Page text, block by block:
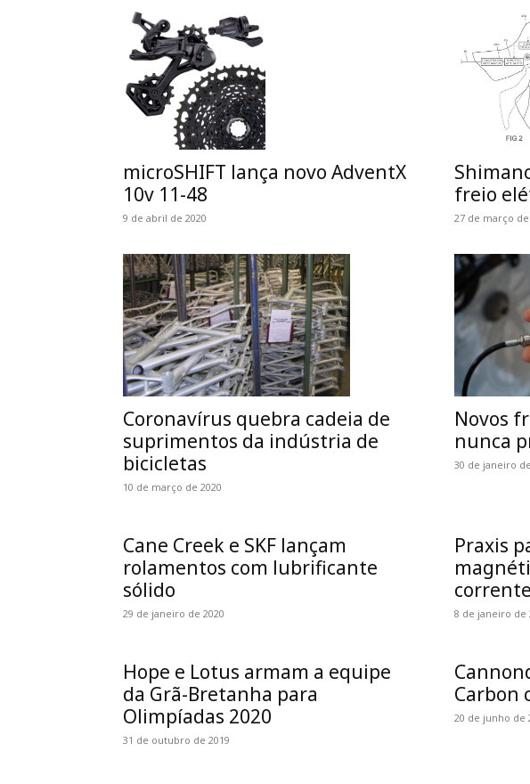
microSHIFT lança novo AdventX
10v 11-48
9 de abril de 2020
freio
27 de março de
Coronavírus quebra cadeia de
suprimentos da indústria de
bicicletas
10 de março de 2020
Novos
nunca
30 de janeiro
Cane Creek e SKF lançam
rolamentos com lubrificante
sólido
29 de janeiro de 2020
Praxis
corrente
8 de janeiro de
Hope e Lotus armam a equipe
da Grã-Bretanha para
Olimpíadas 2020
31 de outubro de 2019
Carbon
20 de junho de